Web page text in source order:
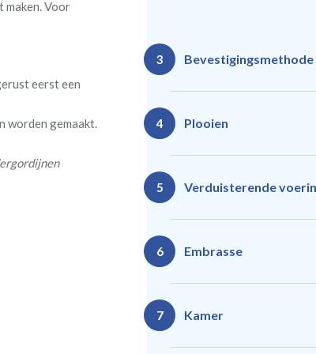
maken. Voor
eerst een
worden gemaakt.
3 Bevestigingsmethode
Rails
Rails
4 Plooien
Enkele plooi
5 Verduisterende
Gevoerde gordijnen
isoleert kou, warmte en
6 Embrasse
7 Kamer